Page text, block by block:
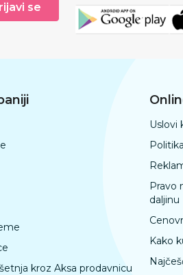
se
kroz Aksa prodavnicu
Uslovi
Pravo
daljinu
Kako